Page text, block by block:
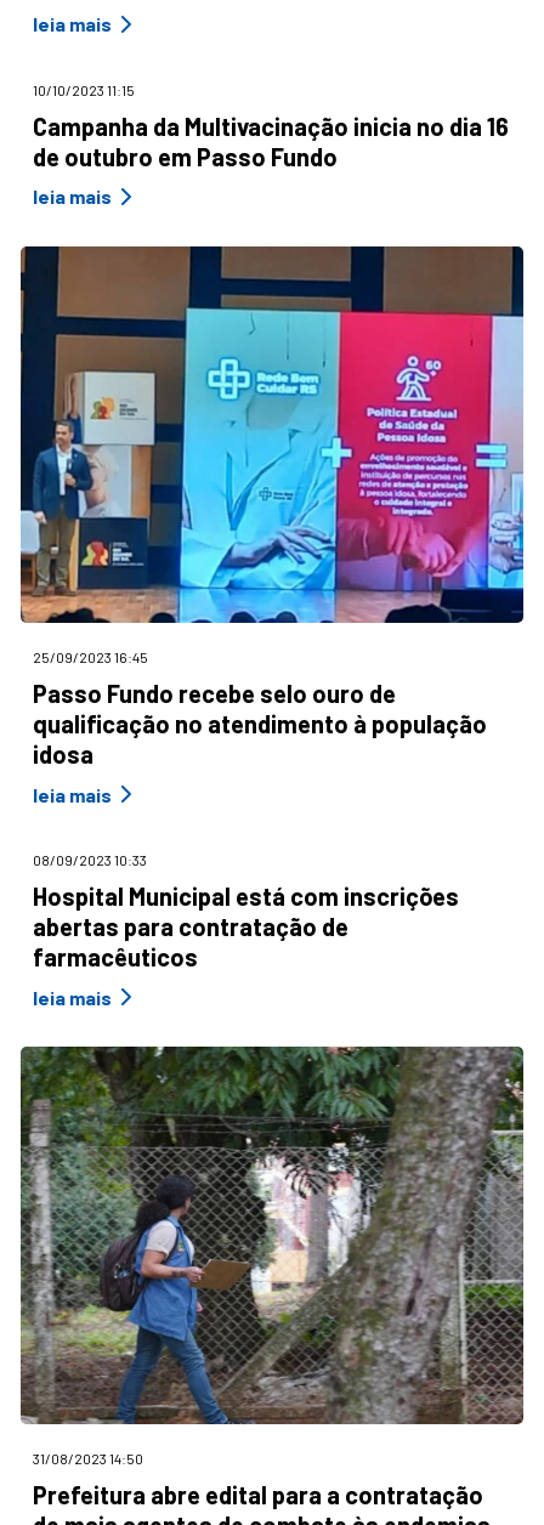
leia mais
10/10/2023 11:15
Campanha da Multivacinação inicia no dia 16
de outubro em Passo Fundo
leia mais
25/09/2023 16:45
Passo Fundo recebe selo ouro de
qualificação no atendimento à população
idosa
leia mais
08/09/2023 10:33
Hospital Municipal está com inscrições
abertas para contratação de
farmacêuticos
leia mais
31/08/2023 14:50
Prefeitura abre edital para a contratação